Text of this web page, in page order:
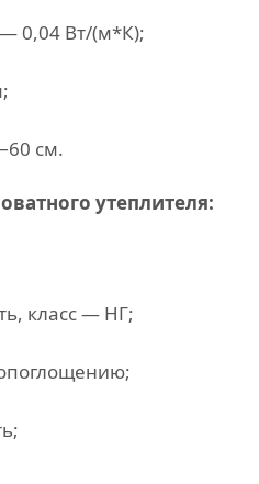
0,04 Вт/(м*К);
см.
утеплителя:
класс — НГ;